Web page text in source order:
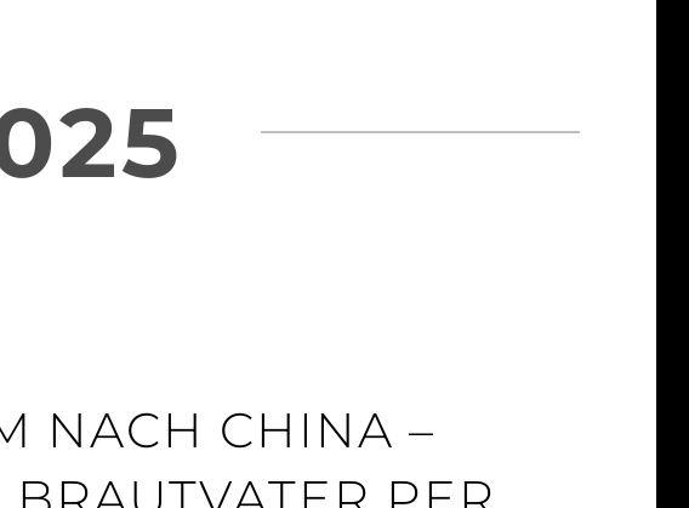
NACH CHINA –